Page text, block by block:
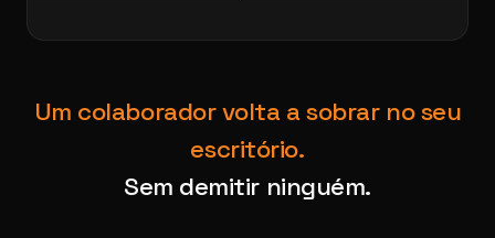
Um colaborador volta a sobrar no seu
escritório.
Sem demitir ninguém.